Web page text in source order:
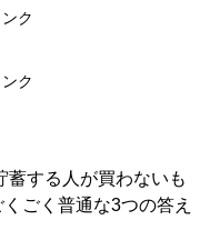
らの収入は、ほとんど
4,000円でも高いと感
4,000円の食事をご馳
ないでしょう。「ごち
ク
ク
蓄する人が買わないも
ごく普通な3つの答え